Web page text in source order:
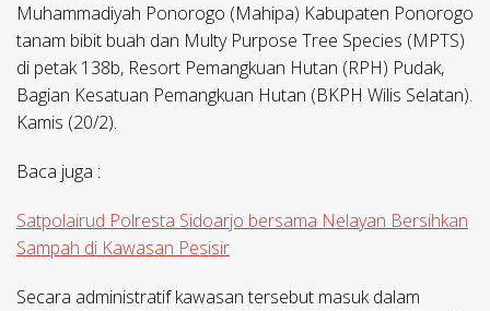
Muhammadiyah Ponorogo (Mahipa) Kabupaten Ponorogo
tanam bibit buah dan Multy Purpose Tree Species (MPTS)
di petak 138b, Resort Pemangkuan Hutan (RPH) Pudak,
Bagian Kesatuan Pemangkuan Hutan (BKPH Wilis Selatan).
Kamis (20/2).
Baca juga :
Satpolairud Polresta Sidoarjo bersama Nelayan Bersihkan
Sampah di Kawasan Pesisir
Secara administratif kawasan tersebut masuk dalam